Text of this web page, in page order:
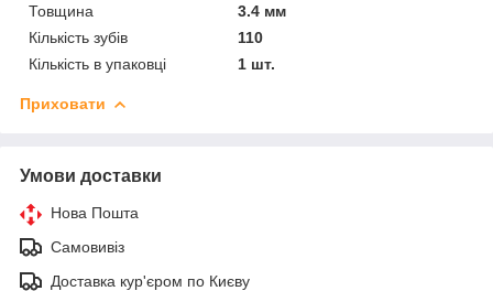
Товщина
3.4 мм
Кількість зубів
110
Кількість в упаковці
1 шт.
Приховати
Умови доставки
Нова Пошта
Самовивіз
Доставка кур'єром по Києву